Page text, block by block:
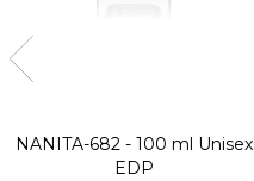
NANITA-682 - 100 ml Unisex
EDP